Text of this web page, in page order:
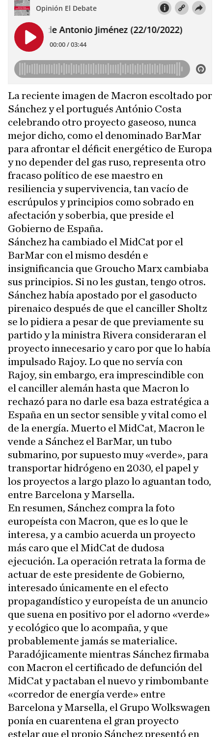
La reciente imagen de Macron escoltado por
Sánchez y el portugués António Costa
celebrando otro proyecto gaseoso, nunca
mejor dicho, como el denominado BarMar
para afrontar el déficit energético de Europa
y no depender del gas ruso, representa otro
fracaso político de ese maestro en
resiliencia y supervivencia, tan vacío de
escrúpulos y principios como sobrado en
afectación y soberbia, que preside el
Gobierno de España.
Sánchez ha cambiado el MidCat por el
BarMar con el mismo desdén e
insignificancia que Groucho Marx cambiaba
sus principios. Si no les gustan, tengo otros.
Sánchez había apostado por el gasoducto
pirenaico después de que el canciller Sholtz
se lo pidiera a pesar de que previamente su
partido y la ministra Rivera consideraran el
proyecto innecesario y caro por que lo había
impulsado Rajoy. Lo que no servía con
Rajoy, sin embargo, era imprescindible con
el canciller alemán hasta que Macron lo
rechazó para no darle esa baza estratégica a
España en un sector sensible y vital como el
de la energía. Muerto el MidCat, Macron le
vende a Sánchez el BarMar, un tubo
submarino, por supuesto muy «verde», para
transportar hidrógeno en 2030, el papel y
los proyectos a largo plazo lo aguantan todo,
entre Barcelona y Marsella.
En resumen, Sánchez compra la foto
europeísta con Macron, que es lo que le
interesa, y a cambio acuerda un proyecto
más caro que el MidCat de dudosa
ejecución. La operación retrata la forma de
actuar de este presidente de Gobierno,
interesado únicamente en el efecto
propagandístico y europeísta de un anuncio
que suena en positivo por el adorno «verde»
y ecológico que lo acompaña, y que
probablemente jamás se materialice.
Paradójicamente mientras Sánchez firmaba
con Macron el certificado de defunción del
MidCat y pactaban el nuevo y rimbombante
«corredor de energía verde» entre
Barcelona y Marsella, el Grupo Wolkswagen
ponía en cuarentena el gran proyecto
estelar que el propio Sánchez presentó en